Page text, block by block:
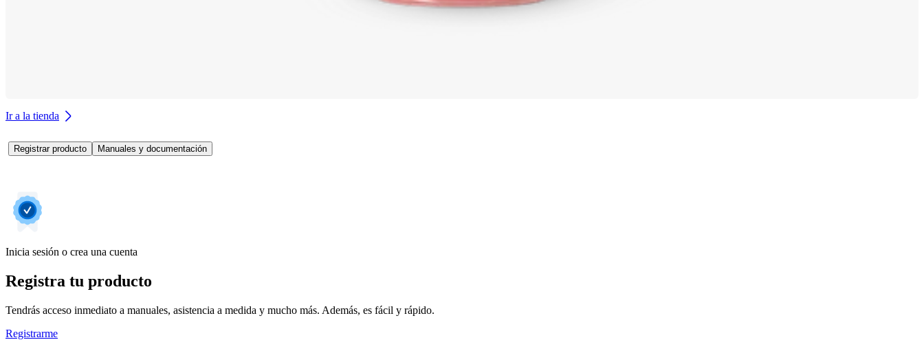
Ir a la tienda
Registrar producto Manuales y documentación
Inicia sesión o crea una cuenta
Registra tu producto
Tendrás acceso inmediato a manuales, asistencia a medida y mucho más. Además, es fácil y rápido.
Registrarme